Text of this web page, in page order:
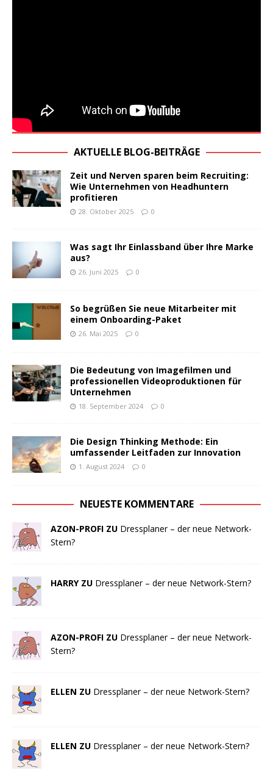
AKTUELLE BLOG-BEITRÄGE
Zeit und Nerven sparen beim Recruiting:
Wie Unternehmen von Headhuntern
profitieren
28. Oktober 2025 0
Was sagt Ihr Einlassband über Ihre Marke
aus?
26. Juni 2025 0
So begrüßen Sie neue Mitarbeiter mit
einem Onboarding-Paket
26. Mai 2025 0
Die Bedeutung von Imagefilmen und
professionellen Videoproduktionen für
Unternehmen
18. September 2024 0
Die Design Thinking Methode: Ein
umfassender Leitfaden zur Innovation
1. August 2024 0
NEUESTE KOMMENTARE
AZON-PROFI ZU Dressplaner – der neue Network-
Stern?
HARRY ZU Dressplaner – der neue Network-Stern?
AZON-PROFI ZU Dressplaner – der neue Network-
Stern?
ELLEN ZU Dressplaner – der neue Network-Stern?
ELLEN ZU Dressplaner – der neue Network-Stern?